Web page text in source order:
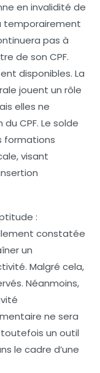
en invalidité de
temporairement
pas à
de son CPF.
disponibles. La
jouent un rôle
elles ne
CPF. Le solde
formations
visant
:
constatée
un
Malgré cela,
Néanmoins,
ne sera
un outil
le cadre d’une